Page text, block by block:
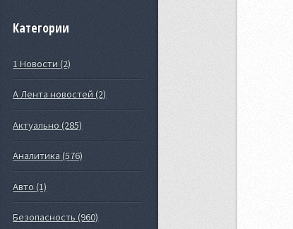
Категории
1 Новости (2)
А Лента новостей (2)
Актуально (285)
Аналитика (576)
Авто (1)
Безопасность (960)